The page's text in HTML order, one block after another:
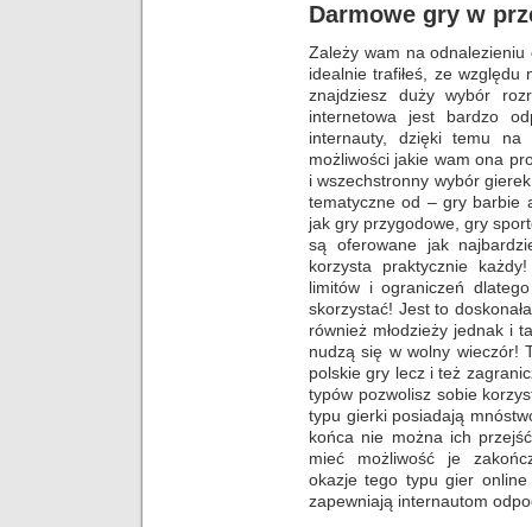
Darmowe gry w
Zależy wam na odnalezieniu
idealnie trafiłeś, ze
znajdziesz duży wybór
internetowa jest bardzo
internauty, dzięki temu na
możliwości jakie wam ona
i wszechstronny wybór
tematyczne od – gry barbie
jak gry przygodowe, gry
są oferowane jak
korzysta praktycznie
limitów i ograniczeń
skorzystać! Jest to
również młodzieży jednak i
nudzą się w wolny wieczór!
polskie gry lecz i też
typów pozwolisz sobie
typu gierki posiadają
końca nie można ich
mieć możliwość je
okazje tego typu gier online
zapewniają internautom